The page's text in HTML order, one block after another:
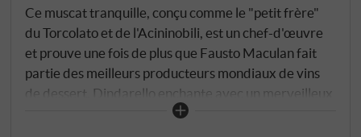
Ce muscat tranquille, conçu comme le "petit frère"
du Torcolato et de l'Acininobili, est un chef-d'œuvre
et prouve une fois de plus que Fausto Maculan fait
partie des meilleurs producteurs mondiaux de vins
de dessert. Dindarello enchante avec un merveilleux
mélange de sorbet à la pêche, de kiwi et de menthe